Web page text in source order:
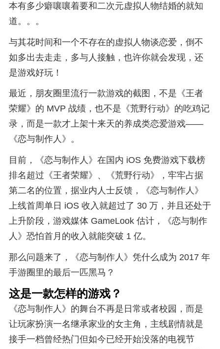
本有多少癖嚷嚷着要和二次元虚拟人物结婚的就知
道。。。
与其花时间和一个不存在的虚拟人物谈恋爱，倒不
如多出去走走，多与人接触，也许你就会发现，还
是游戏好玩！
最近，朋友圈里流行一款游戏的截图，不是《王者
荣耀》的 MVP 战绩，也不是《荒野行动》的吃鸡记
录，而是一款才上架十来天的养成类恋爱游戏——
《恋与制作人》。
目前，《恋与制作人》在国内 iOS 免费游戏下载榜
排名超过《王者荣耀》、《荒野行动》，牢牢占据
第二名的位置，据业内人士反馈，《恋与制作人》
上线首周单日 iOS 收入就超过了 30 万，并且还处于
上升阶段，游戏媒体 GameLook 估计，《恋与制作
人》恐怕首月的收入就能突破 1 亿。
那么问题来了，《恋与制作人》凭什么成为 2017 年
手游圈里的最后一匹黑马？
这是一款怎样的游戏？
《恋与制作人》的舞台不再是日常或者校园，而是
让玩家扮演一名继承家业的女主角，主线剧情就是
接手一档曾经热门但如今已经开始没落的电视节